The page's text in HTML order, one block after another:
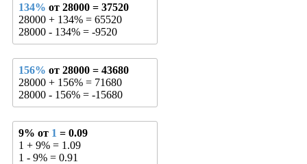
134% от 28000 = 37520
28000 + 134% = 65520
28000 - 134% = -9520
156% от 28000 = 43680
28000 + 156% = 71680
28000 - 156% = -15680
9% от 1 = 0.09
1 + 9% = 1.09
1 - 9% = 0.91